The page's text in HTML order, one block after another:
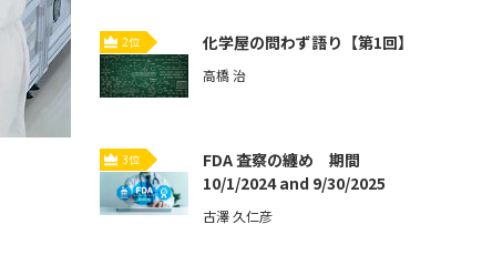
2位 化学屋の問わず語り【第1回】
高橋 治
3位
FDA 査察の纏め 期間
10/1/2024 and 9/30/2025
古澤 久仁彦